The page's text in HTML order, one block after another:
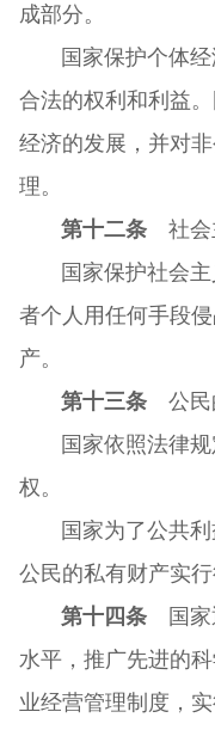
成部分。
国家保护个体经
合法的权利和利益
经济的发展，并对
理。
第十二条社会
国家保护社会主
者个人用任何手段
产。
第十三条公民
国家依照法律规
权。
国家为了公共利
公民的私有财产实
第十四条国家
水平，推广先进的
业经营管理制度，